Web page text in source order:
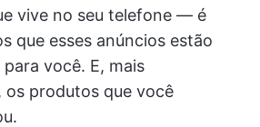
vive no seu telefone — é
que esses anúncios estão
você. E, mais
os produtos que você